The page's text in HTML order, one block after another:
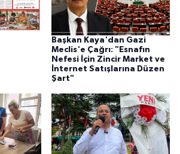
Başkan Kaya'dan Gazi
Meclis'e Çağrı: "Esnafın
Nefesi İçin Zincir Market ve
İnternet Satışlarına Düzen
Şart"